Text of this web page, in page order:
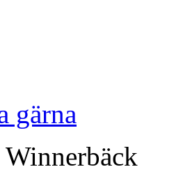
gärna
Winnerbäck